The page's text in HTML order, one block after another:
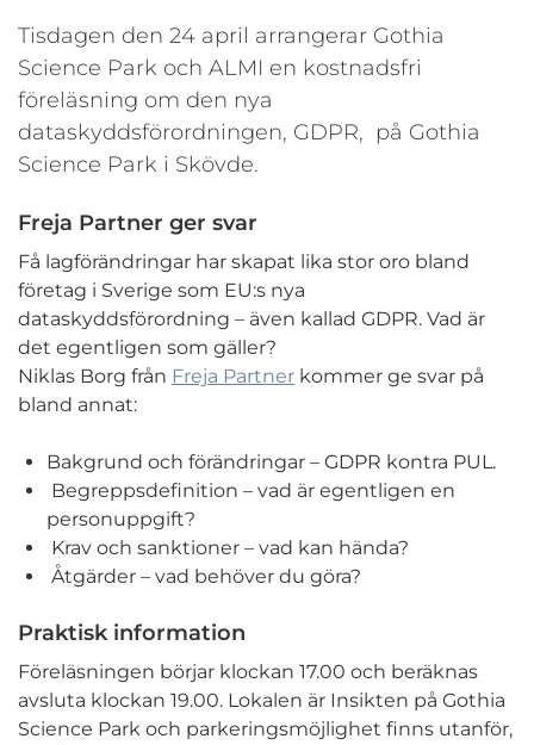
Tisdagen den 24 april arrangerar Gothia
Science Park och ALMI en kostnadsfri
föreläsning om den nya
dataskyddsförordningen, GDPR, på Gothia
Science Park i Skövde.
Freja Partner ger svar
Få lagförändringar har skapat lika stor oro bland
företag i Sverige som EU:s nya
dataskyddsförordning – även kallad GDPR. Vad är
det egentligen som gäller?
Niklas Borg från Freja Partner kommer ge svar på
bland annat:
Bakgrund och förändringar – GDPR kontra PUL.
Begreppsdefinition – vad är egentligen en
personuppgift?
Krav och sanktioner – vad kan hända?
Åtgärder – vad behöver du göra?
Praktisk information
Föreläsningen börjar klockan 17.00 och beräknas
avsluta klockan 19.00. Lokalen är Insikten på Gothia
Science Park och parkeringsmöjlighet finns utanför,